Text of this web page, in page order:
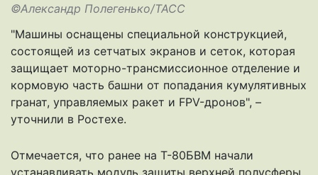
©Александр Полегенько/ТАСС
"Машины оснащены специальной конструкцией,
состоящей из сетчатых экранов и сеток, которая
защищает моторно-трансмиссионное отделение и
кормовую часть башни от попадания кумулятивных
гранат, управляемых ракет и FPV-дронов", –
уточнили в Ростехе.
Отмечается, что ранее на Т-80БВМ начали
устанавливать модуль защиты верхней полусферы